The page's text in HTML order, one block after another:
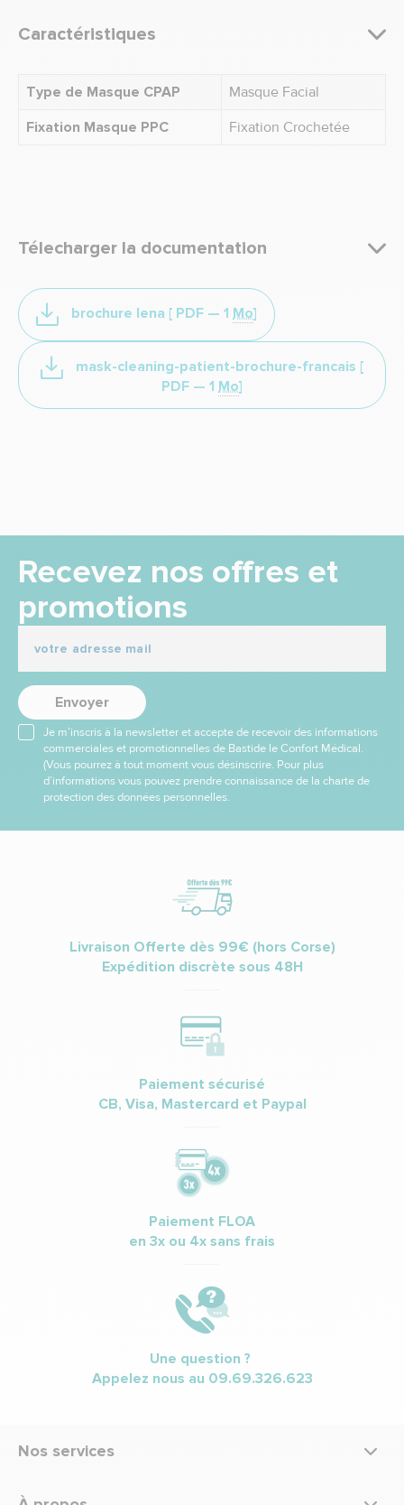
Caractéristiques
Type de Masque CPAP
Masque Facial
Fixation Masque PPC
Fixation Crochetée
Télecharger la documentation
brochure lena [ PDF — 1 Mo]
mask-cleaning-patient-brochure-francais [
PDF — 1 Mo]
Recevez nos offres et
promotions
Envoyer
Je m’inscris à la newsletter et accepte de recevoir des informations
commerciales et promotionnelles de Bastide le Confort Médical.
(Vous pourrez à tout moment vous désinscrire. Pour plus
d’informations vous pouvez prendre connaissance de la charte de
protection des données personnelles.
Livraison Offerte dès 99€ (hors Corse)
Expédition discrète sous 48H
Paiement sécurisé
CB, Visa, Mastercard et Paypal
Paiement FLOA
en 3x ou 4x sans frais
Une question ?
Appelez nous au 09.69.326.623
Nos services